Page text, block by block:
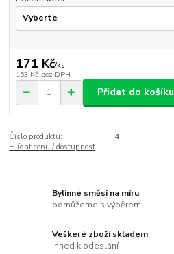
171 Kč/ks
153 Kč bez DPH
Přidat do košíku
Číslo produktu:
4
Hlídat cenu / dostupnost
Bylinné směsi na míru
pomůžeme s výběrem
Veškeré zboží skladem
ihned k odeslání